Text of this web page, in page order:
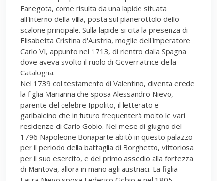
Fanegota, come risulta da una lapide situata
all'interno della villa, posta sul pianerottolo dello
scalone principale. Sulla lapide si cita la presenza di
Elisabetta Cristina d'Austria, moglie dell'imperatore
Carlo VI, appunto nel 1713, di rientro dalla Spagna
dove aveva svolto il ruolo di Governatrice della
Catalogna.
Nel 1739 col testamento di Valentino, diventa erede
la figlia Marianna che sposa Alessandro Nievo,
parente del celebre Ippolito, il letterato e
garibaldino che in futuro frequenterà molto le vari
residenze di Carlo Gobio. Nel mese di giugno del
1796 Napoleone Bonaparte abitò in questo palazzo
per il periodo della battaglia di Borghetto, vittoriosa
per il suo esercito, e del primo assedio alla fortezza
di Mantova, allora in mano agli austriaci. La figlia